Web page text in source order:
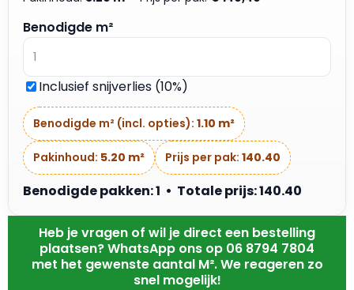
Benodigde m²
Inclusief snijverlies (10%)
Benodigde m² (incl. opties): 1.10 m²
Pakinhoud: 5.20 m² Prijs per pak: 140.40
Benodigde pakken: 1 • Totale prijs: 140.40
Heb je vragen of wil je direct een bestelling
plaatsen? WhatsApp ons op 06 8794 7804
met het gewenste aantal M². We reageren zo
snel mogelijk!